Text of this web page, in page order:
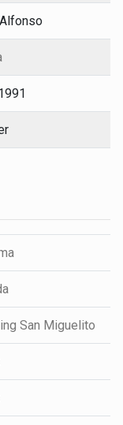
San Miguelito